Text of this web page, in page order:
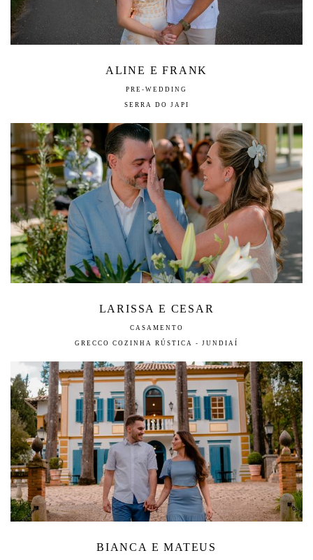
ALINE E FRANK
PRE-WEDDING
SERRA DO JAPI
LARISSA E CESAR
CASAMENTO
GRECCO COZINHA RÚSTICA - JUNDIAÍ
BIANCA E MATEUS